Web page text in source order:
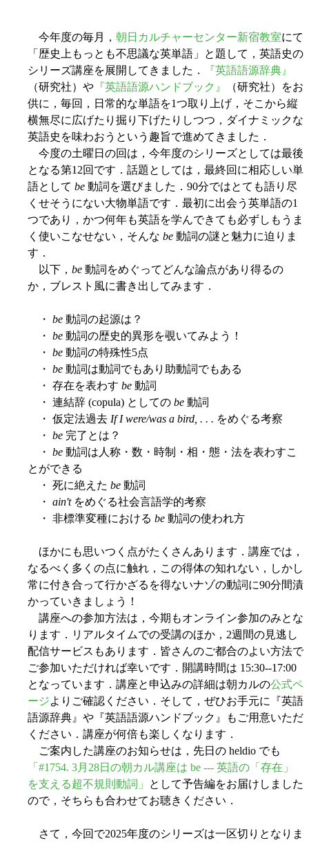
今年度の毎月， 朝日カルチャーセンター新宿教室にて
「歴史上もっとも不思議な英単語」と題して，英語史の
シリーズ講座を展開してきました．
『英語語源辞典』
（研究社）や 『英語語源ハンドブック』
（研究社）をお
供に，毎回，日常的な単語を1つ取り上げ，そこから縦
横無尽に広げたり掘り下げたりしつつ，ダイナミックな
英語史を味わおうという趣旨で進めてきました．
今度の土曜日の回は，今年度のシリーズとしては最後
となる第12回です．話題としては，最終回に相応しい単
語として be 動詞を選びました．90分ではとても語り尽
くせそうにない大物単語です．最初に出会う英単語の1
つであり，かつ何年も英語を学んできても必ずしもうま
く使いこなせない，そんな be 動詞の謎と魅力に迫りま
す．
以下， be 動詞をめぐってどんな論点があり得るの
か，ブレスト風に書き出してみます．
・ be 動詞の起源は？
・ be 動詞の歴史的異形を覗いてみよう！
・ be 動詞の特殊性5点
・ be 動詞は動詞でもあり助動詞でもある
・ 存在を表わす be 動詞
・ 連結辞 (copula) としての be 動詞
・ 仮定法過去 If I were/was a bird, . . . をめぐる考察
・ be 完了とは？
・ be 動詞は人称・数・時制・相・態・法を表わすこ
とができる
・ 死に絶えた be 動詞
・ ain'tをめぐる社会言語学的考察
・ 非標準変種における be 動詞の使われ方
ほかにも思いつく点がたくさんあります．講座では，
なるべく多くの点に触れ，この得体の知れない，しかし
常に付き合って行かざるを得ないナゾの動詞に90分間漬
かっていきましょう！
講座への参加方法は，今期もオンライン参加のみとな
ります．リアルタイムでの受講のほか，2週間の見逃し
配信サービスもあります．皆さんのご都合のよい方法で
ご参加いただければ幸いです．開講時間は 15:30--17:00
となっています．講座と申込みの詳細は朝カルの公式ペ
ージよりご確認ください．そして，ぜひお手元に『英語
語源辞典』や『英語語源ハンドブック』もご用意いただ
ください．講座が何倍も楽しくなります．
ご案内した講座のお知らせは，先日の heldio でも
「#1754. 3月28日の朝カル講座は be --- 英語の「存在」
を支える超不規則動詞」
として予告編をお届けしました
ので，そちらも合わせてお聴きください．
さて，今回で2025年度のシリーズは一区切りとなりま